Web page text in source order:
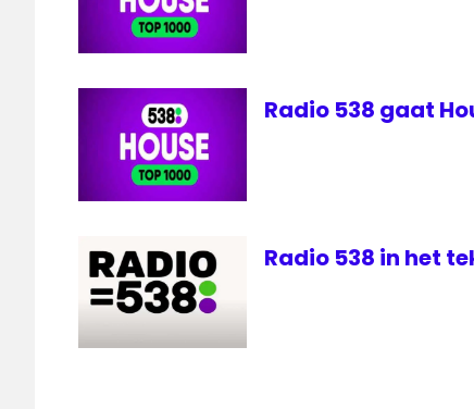
Radio 538 gaat
Radio 538 in het